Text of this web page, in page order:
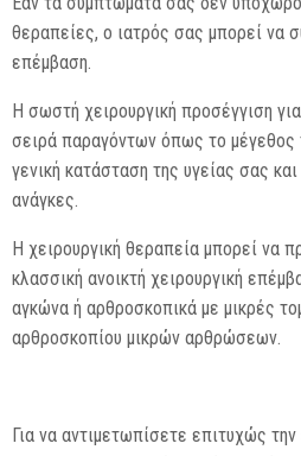
θεραπείες, ο ιατρός σας μπορεί να
επέμβαση.
Η σωστή χειρουργική προσέγγιση
σειρά παραγόντων όπως το μέγεθος
γενική κατάσταση της υγείας σας
ανάγκες.
Η χειρουργική θεραπεία μπορεί να
κλασσική ανοικτή χειρουργική
αγκώνα ή αρθροσκοπικά με μικρές
αρθροσκοπίου μικρών αρθρώσεων.
Για να αντιμετωπίσετε επιτυχώς